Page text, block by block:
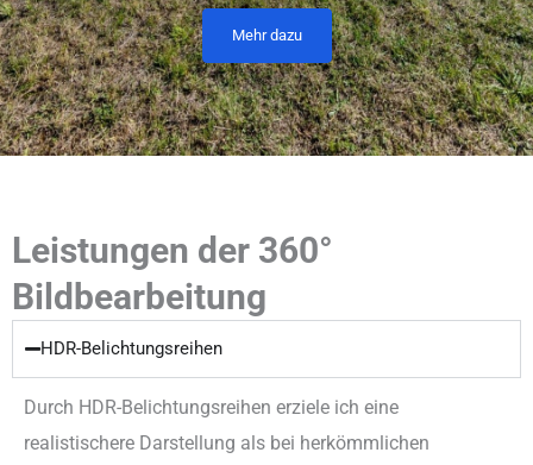
Mehr dazu
Leistungen der 360°
Bildbearbeitung
HDR-Belichtungsreihen
Durch HDR-Belichtungsreihen erziele ich eine
realistischere Darstellung als bei herkömmlichen